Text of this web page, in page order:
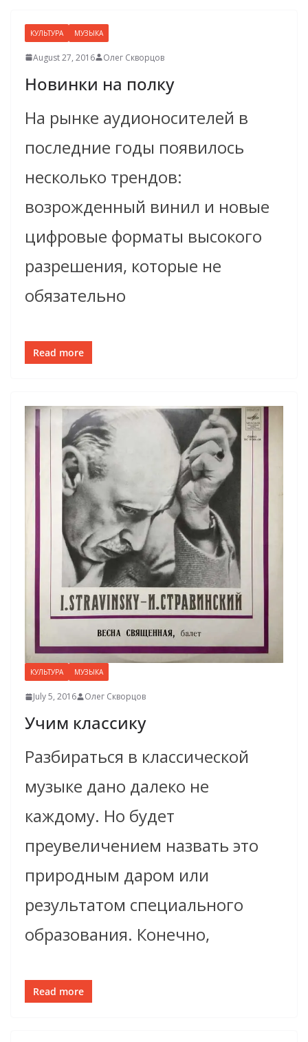
КУЛЬТУРА МУЗЫКА
August 27, 2016 Олег Скворцов
Новинки на полку
На рынке аудионосителей в
последние годы появилось
несколько трендов:
возрожденный винил и новые
цифровые форматы высокого
разрешения, которые не
обязательно
Read more
КУЛЬТУРА МУЗЫКА
July 5, 2016 Олег Скворцов
Учим классику
Разбираться в классической
музыке дано далеко не
каждому. Но будет
преувеличением назвать это
природным даром или
результатом специального
образования. Конечно,
Read more